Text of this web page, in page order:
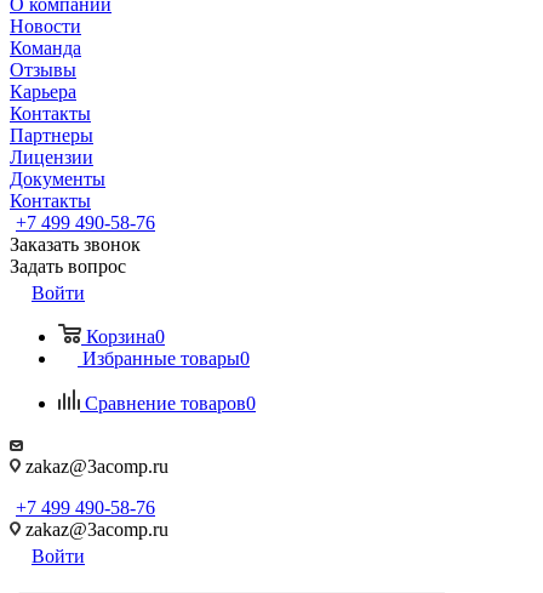
О компании
Новости
Команда
Отзывы
Карьера
Контакты
Партнеры
Лицензии
Документы
Контакты
+7 499 490-58-76
Заказать звонок
Задать вопрос
Войти
Корзина0
Избранные товары0
Сравнение товаров0
zakaz@3acomp.ru
+7 499 490-58-76
zakaz@3acomp.ru
Войти